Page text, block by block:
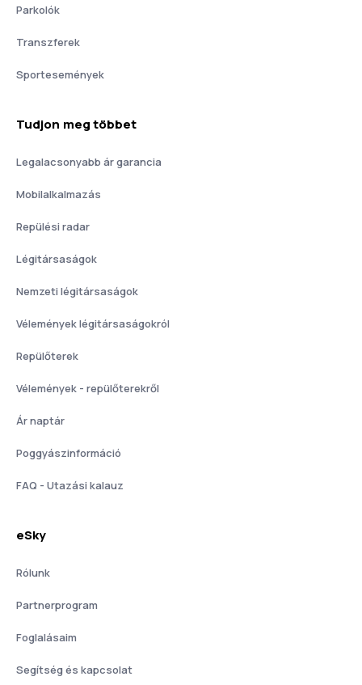
Parkolók
Transzferek
Sportesemények
Tudjon meg többet
Legalacsonyabb ár garancia
Mobilalkalmazás
Repülési radar
Légitársaságok
Nemzeti légitársaságok
Vélemények légitársaságokról
Repülőterek
Vélemények - repülőterekről
Ár naptár
Poggyászinformáció
FAQ - Utazási kalauz
eSky
Rólunk
Partnerprogram
Foglalásaim
Segítség és kapcsolat